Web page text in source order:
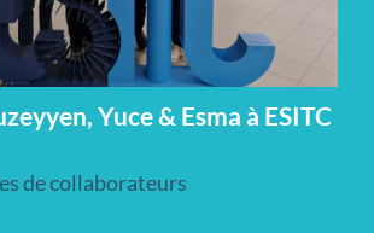
Yuce & Esma à ESITC
de collaborateurs